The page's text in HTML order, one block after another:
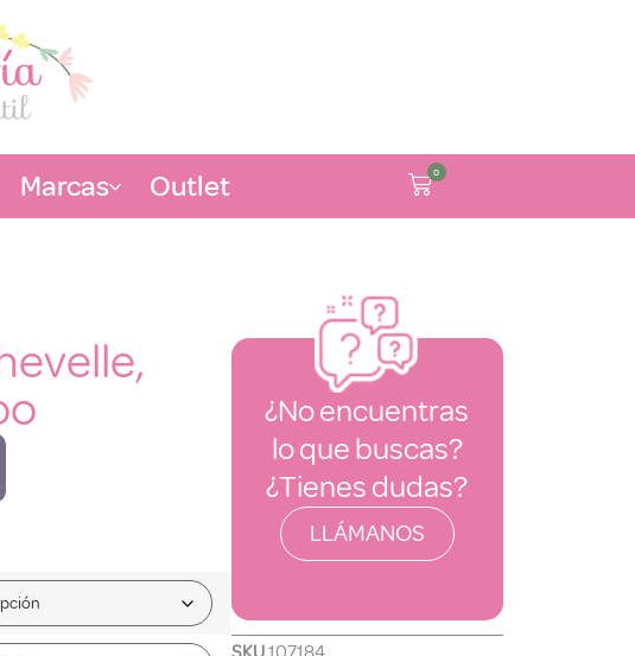
Marcas Outlet 0
¿No encuentras
lo que buscas?
¿Tienes dudas?
LLÁMANOS